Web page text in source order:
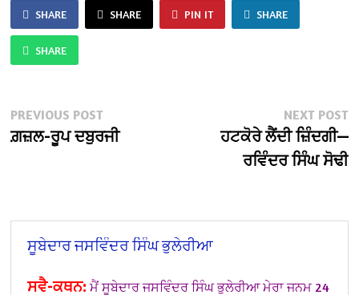
SHARE SHARE PIN IT SHARE
SHARE
Post
navigation
PREVIOUS POSTPrevious
post:
ਗ਼ਜ਼ਲ-ਰੂਪ ਦਬੁਰਜੀ
NEXT POST
ਹਟਕੋਰੇ ਲੈਂਦੀ ਜ਼ਿੰਦਗੀ—
ਰਵਿੰਦਰ ਸਿੰਘ ਸੋਢੀ
ਸੂਬੇਦਾਰ ਜਸਵਿੰਦਰ ਸਿੰਘ ਭੁਲੇਰੀਆ
ਸਵੈ-ਕਥਨ: ਮੈਂ ਸੂਬੇਦਾਰ ਜਸਵਿੰਦਰ ਸਿੰਘ ਭੁਲੇਰੀਆ ਮੇਰਾ ਜਨਮ 24